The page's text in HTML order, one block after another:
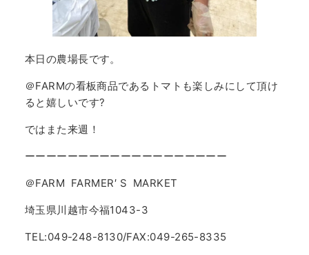
本日の農場長です。
＠FARMの看板商品であるトマトも楽しみにして頂け
ると嬉しいです?
ではまた来週！
ーーーーーーーーーーーーーーーーーーー
＠FARM FARMER′ S MARKET
埼玉県川越市今福1043-3
TEL:049-248-8130/FAX:049-265-8335